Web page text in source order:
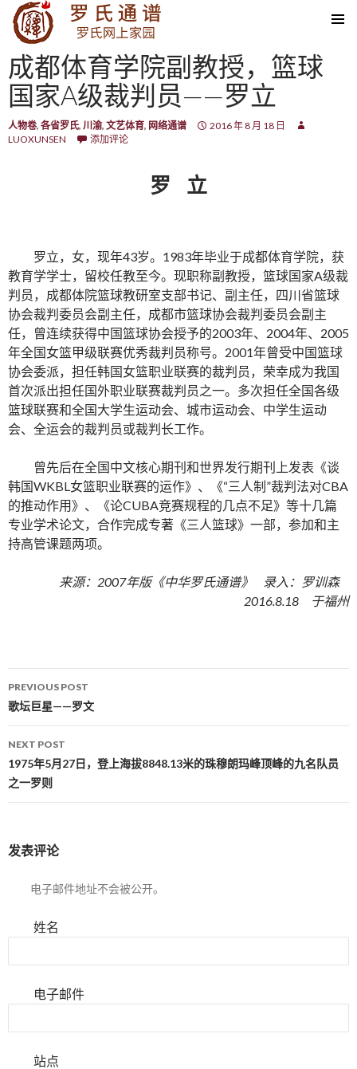
SKIP TO CONTENT
成都体育学院副教授，篮球
国家A级裁判员——罗立
人物卷, 各省罗氏, 川渝, 文艺体育, 网络通谱
2016 年 8 月 18 日
LUOXUNSEN
添加评论
罗 立
罗立，女，现年43岁。1983年毕业于成都体育学院，获
教育学学士，留校任教至今。现职称副教授，篮球国家A级裁
判员，成都体院篮球教研室支部书记、副主任，四川省篮球
协会裁判委员会副主任，成都市篮球协会裁判委员会副主
任，曾连续获得中国篮球协会授予的2003年、2004年、2005
年全国女篮甲级联赛优秀裁判员称号。2001年曾受中国篮球
协会委派，担任韩国女篮职业联赛的裁判员，荣幸成为我国
首次派出担任国外职业联赛裁判员之一。多次担任全国各级
篮球联赛和全国大学生运动会、城市运动会、中学生运动
会、全运会的裁判员或裁判长工作。
曾先后在全国中文核心期刊和世界发行期刊上发表《谈
韩国WKBL女篮职业联赛的运作》、《“三人制”裁判法对CBA
的推动作用》、《论CUBA竞赛规程的几点不足》等十几篇
专业学术论文，合作完成专著《三人篮球》一部，参加和主
持高管课题两项。
来源：2007年版《中华罗氏通谱》 录入：罗训森
2016.8.18 于福州
Post navigation
PREVIOUS POST
歌坛巨星——罗文
NEXT POST
1975年5月27日，登上海拔8848.13米的珠穆朗玛峰顶峰的九名队员
之一罗则
发表评论
电子邮件地址不会被公开。
姓名
电子邮件
站点